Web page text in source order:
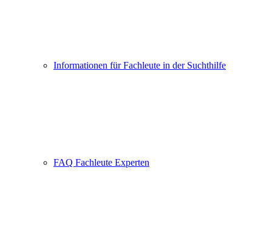
Informationen für Fachleute in der Suchthilfe
FAQ Fachleute Experten